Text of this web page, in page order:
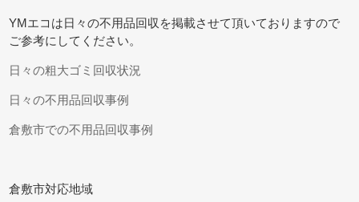
YMエコは日々の不用品回収を掲載させて頂いておりますので
ご参考にしてください。
日々の粗大ゴミ回収状況
日々の不用品回収事例
倉敷市での不用品回収事例
倉敷市対応地域